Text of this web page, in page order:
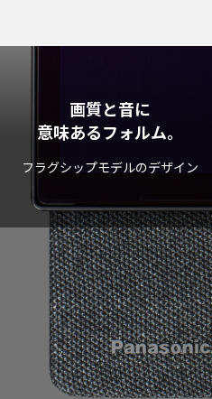
画質と音に
意味あるフォルム。
フラグシップモデルのデザイン